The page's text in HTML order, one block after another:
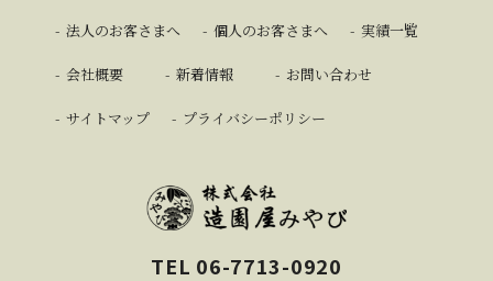
法人のお客さまへ 個人のお客さまへ 実績一覧
会社概要 新着情報 お問い合わせ
サイトマップ プライバシーポリシー
TEL 06-7713-0920